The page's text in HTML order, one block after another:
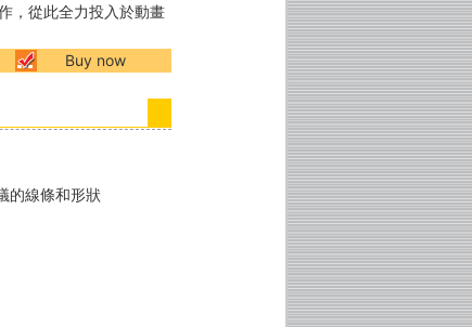
，從此全力投入於動畫
Buy now
的線條和形狀